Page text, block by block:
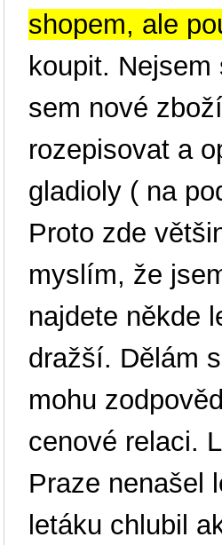
shopem, ale
koupit.
sem nové
rozepisovat a
gladioly ( na
Proto zde
myslím, že
najdete někde
dražší. Dělám
mohu
cenové relaci.
Praze nenašel
letáku chlubil